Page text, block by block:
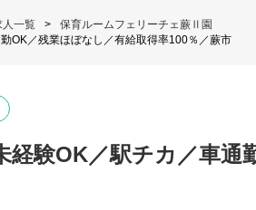
人一覧
保育ルームフェリーチェ蕨Ⅱ園
OK／残業ほぼなし／有給取得率100％／蕨市
経験OK／駅チカ／車通